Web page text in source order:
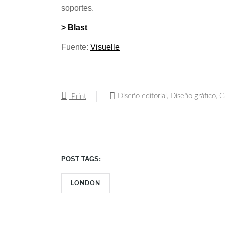
soportes.
> Blast
Fuente: Visuelle
Print Diseño editorial , Diseño gráfico,
POST TAGS:
LONDON